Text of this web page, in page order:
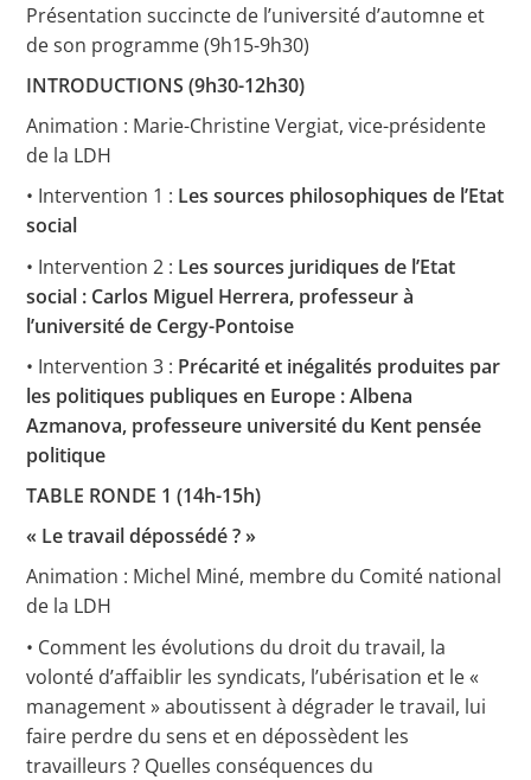
Présentation succincte de l’université d’automne et
de son programme (9h15-9h30)
INTRODUCTIONS (9h30-12h30)
Animation : Marie-Christine Vergiat, vice-présidente
de la LDH
• Intervention 1 : Les sources philosophiques de l’Etat
social
• Intervention 2 : Les sources juridiques de l’Etat
social : Carlos Miguel Herrera, professeur à
l’université de Cergy-Pontoise
• Intervention 3 : Précarité et inégalités produites par
les politiques publiques en Europe : Albena
Azmanova, professeure université du Kent pensée
politique
TABLE RONDE 1 (14h-15h)
« Le travail dépossédé ? »
Animation : Michel Miné, membre du Comité national
de la LDH
• Comment les évolutions du droit du travail, la
volonté d’affaiblir les syndicats, l’ubérisation et le «
management » aboutissent à dégrader le travail, lui
faire perdre du sens et en dépossèdent les
travailleurs ? Quelles conséquences du